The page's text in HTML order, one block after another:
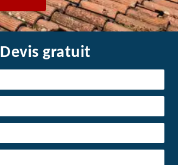
Devis gratuit